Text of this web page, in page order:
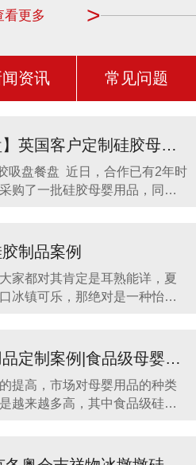
>
看更多
资讯 常见问题
【硅胶餐盘】英国客户定制硅胶母婴用品 硅胶吸盘餐盘
吸盘餐盘 近日，合作已有2年时
购了一批硅胶母婴用品，同时
务最贴心，正如两年来多次合
胶不是硅胶制品行业内最好
合作过众多硅胶制品
制品案例
家都对其肯定是耳熟能详，夏
冰镇可乐，那绝对是一种怡神
讶，以为是在开玩笑。他们却
们，他们想开发一款创意有代
硅胶母婴用品定制案例|食品级母婴硅胶制品
提高，市场对母婴用品的种类
越来越多高，其中食品级硅胶
之一。众盛硅胶厂家在硅胶制